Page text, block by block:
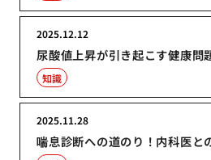
尿酸値上昇が引き起こす健康問
2025.12.12
知識
喘息診断への道のり！内科医と
2025.11.28